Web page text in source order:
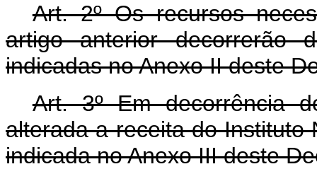
Art. 2º Os recursos
artigo anterior decorrerão
indicadas no Anexo II deste
Art. 3º Em decorrência
alterada a receita do Instituto
indicada no Anexo III deste